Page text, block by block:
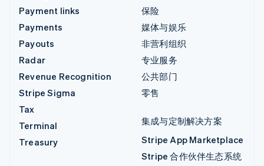
Payment links
Payments
Payouts
Radar
Revenue Recognition
Stripe Sigma
Tax
Terminal
Treasury
保险
媒体与娱乐
非营利组织
专业服务
公共部门
零售
集成与定制解决方案
Stripe App Marketplace
Stripe 合作伙伴生态系统